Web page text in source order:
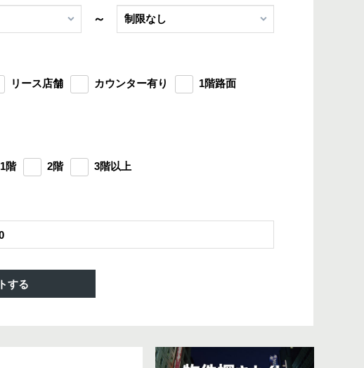
～
リース店舗 カウンター有り
1階路面
1階 2階 3階以上